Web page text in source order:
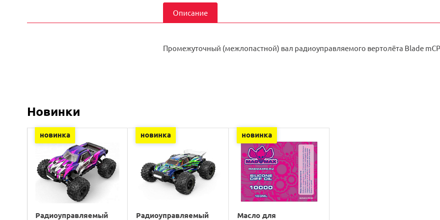
Описание
Промежуточный (межлопастной) вал радиоуправляемого вертолёта Blade mCP
Новинки
новинка
Радиоуправляемый
новинка
Радиоуправляемый
новинка
Масло для